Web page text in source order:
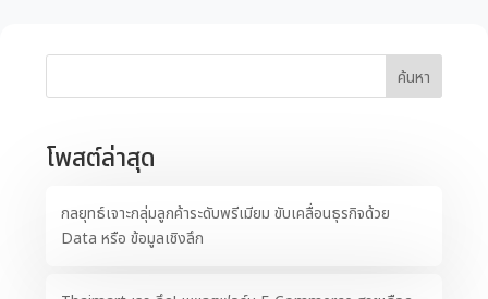
ค้นหา
โพสต์ล่าสุด
กลยุทธ์เจาะกลุ่มลูกค้าระดับพรีเมียม ขับเคลื่อนธุรกิจด้วย
Data หรือ ข้อมูลเชิงลึก